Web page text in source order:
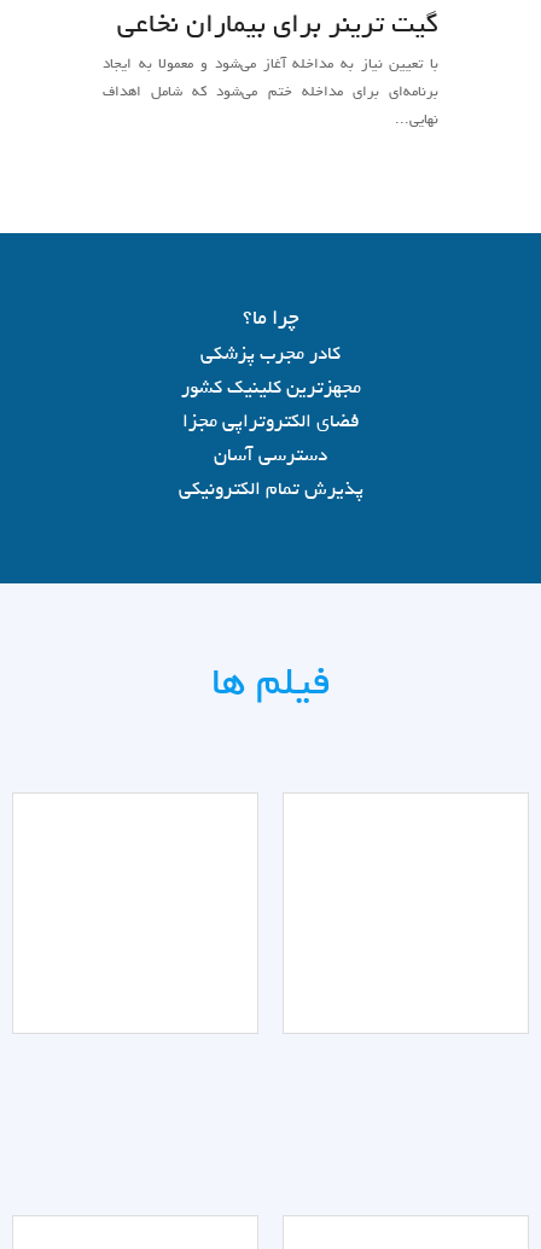
گیت ترینر برای بیماران نخاعی
با تعیین نیاز به مداخله آغاز می‌شود و معمولا به ایجاد
برنامه‌ای برای مداخله ختم می‌شود که شامل اهداف
نهایی...
چرا ما؟
کادر مجرب پزشکی
مجهزترین کلینیک کشور
فضای الکتروتراپی مجزا
دسترسی آسان
پذیرش تمام الکترونیکی
فیلم ها